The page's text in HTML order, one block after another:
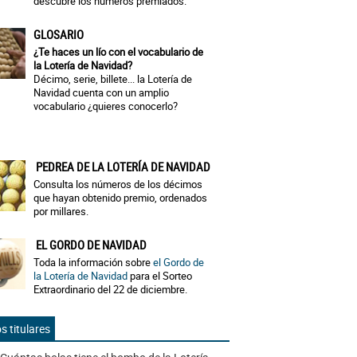
GLOSARIO
¿Te haces un lío con el vocabulario de
la Lotería de Navidad?
Décimo, serie, billete... la Lotería de
Navidad cuenta con un amplio
vocabulario ¿quieres conocerlo?
PEDREA DE LA LOTERÍA DE NAVIDAD
Consulta los números de los décimos
que hayan obtenido premio, ordenados
por millares.
EL GORDO DE NAVIDAD
Toda la información sobreel Gordo de
la Lotería de Navidadpara el Sorteo
Extraordinario del 22 de diciembre.
titulares